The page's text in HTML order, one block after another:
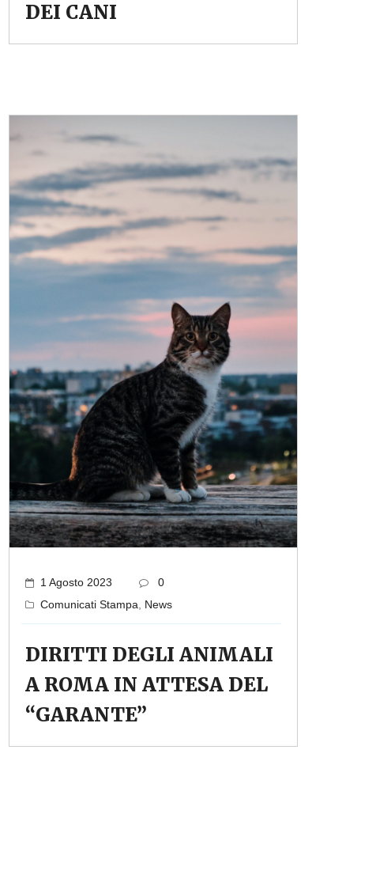
DEI CANI
1 Agosto 2023
0
Comunicati Stampa, News
DIRITTI DEGLI ANIMALI
A ROMA IN ATTESA DEL
“GARANTE”